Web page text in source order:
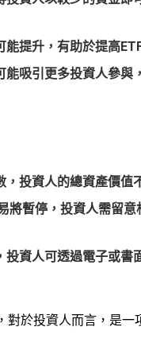
提升，有助於提高
吸引更多投資人參與
投資人的總資產價值
將暫停，投資人需留
資人可透過電子或書
於投資人而言，是一